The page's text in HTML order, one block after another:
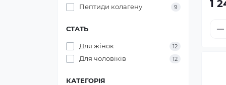
Пептиди колагену 9
СТАТЬ
Для жінок 12
Для чоловіків 12
КАТЕГОРІЯ
1